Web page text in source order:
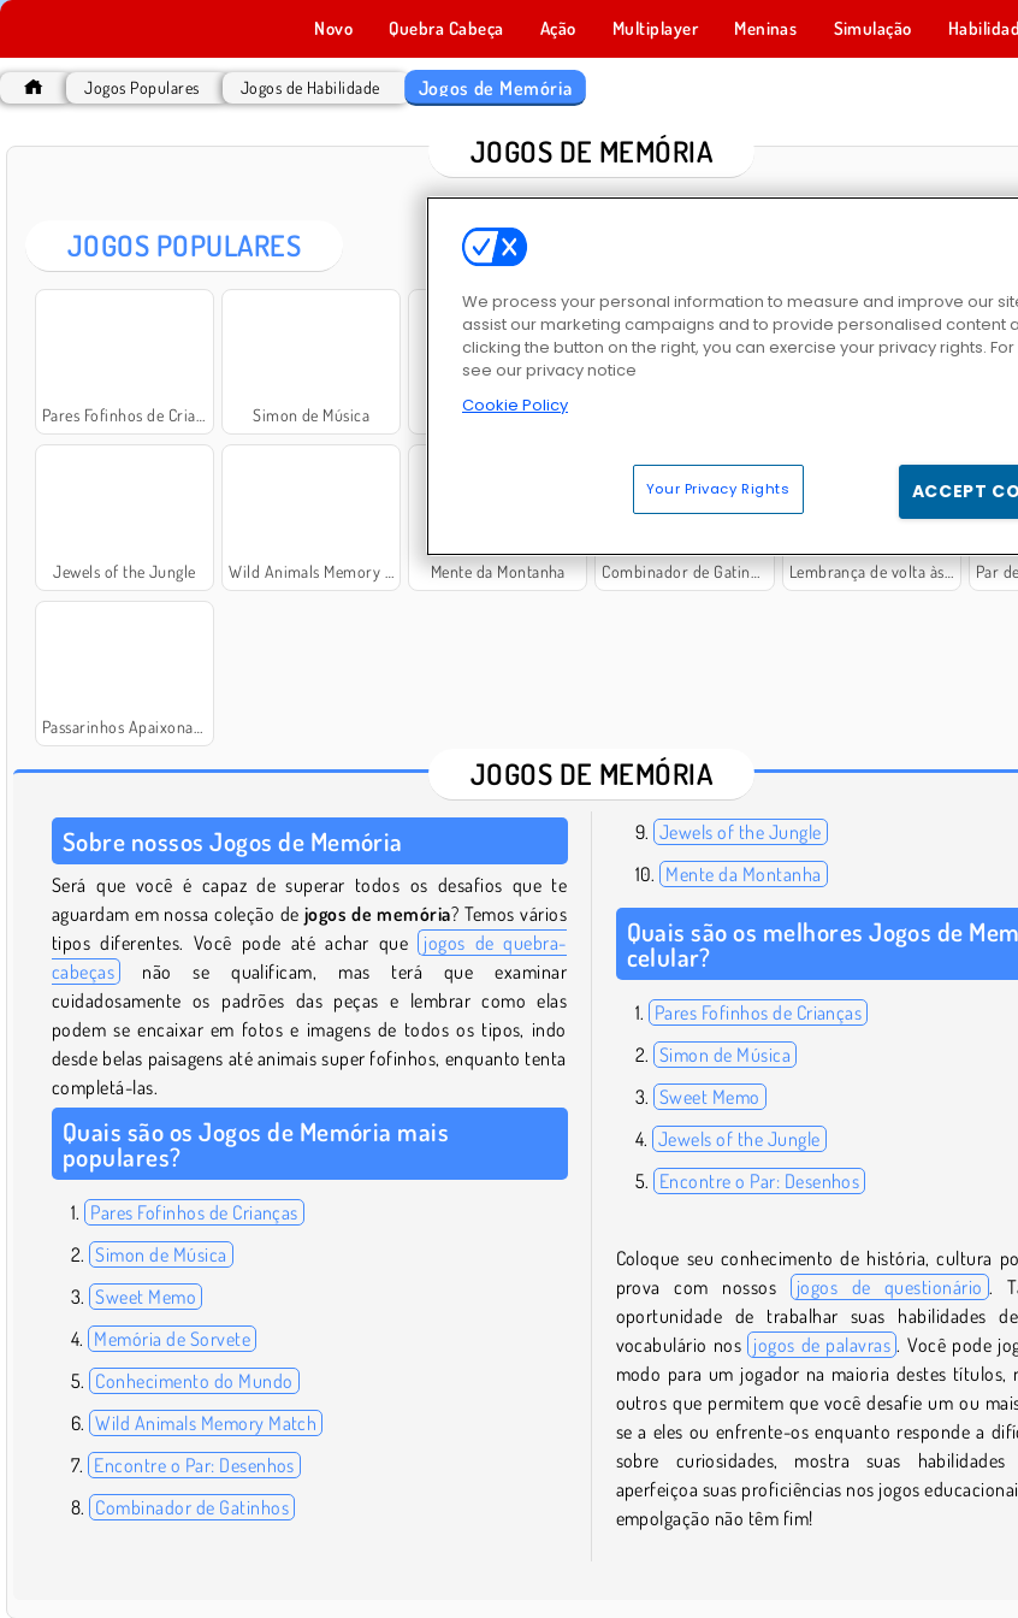
Novo Quebra Cabeça Ação Multiplayer Meninas Simulação
Jogos Populares Jogos de Habilidade Jogos de Memória
JOGOS DE MEMÓRIA
JOGOS POPULARES
Pares Fofinhos de Crianças Simon de Música Sweet Memo
Jewels of the Jungle Wild Animals Memory Match Mente da Montanha Combinador de Gatinhos Lembrança de volta às aulas Par
Passarinhos Apaixonados
JOGOS DE MEMÓRIA
Sobre nossos Jogos de Memória
Será que você é capaz de superar todos os desafios que te
aguardam em nossa coleção de jogos de memória? Temos vários
tipos diferentes. Você pode até achar que jogos de quebra-
cabeças
não se qualificam, mas terá que examinar
cuidadosamente os padrões das peças e lembrar como elas
podem se encaixar em fotos e imagens de todos os tipos, indo
desde belas paisagens até animais super fofinhos, enquanto tenta
completá-las.
Quais são os Jogos de Memória mais
populares?
Pares Fofinhos de Crianças
Simon de Música
Sweet Memo
Memória de Sorvete
Conhecimento do Mundo
Wild Animals Memory Match
Encontre o Par: Desenhos
Combinador de Gatinhos
Jewels of the Jungle
Mente da Montanha
Quais são os melhores Jogos de
celular?
Pares Fofinhos de Crianças
Simon de Música
Sweet Memo
Jewels of the Jungle
Encontre o Par: Desenhos
Coloque seu conhecimento de história, cultura
prova com nossos
jogos de questionário .
oportunidade de trabalhar suas habilidades
vocabulário nos jogos de palavras . Você pode
modo para um jogador na maioria destes títulos,
outros que permitem que você desafie um ou
se a eles ou enfrente-os enquanto responde a
sobre curiosidades, mostra suas
aperfeiçoa suas proficiências nos jogos
empolgação não têm fim!
We process your personal information to measure and improve our
assist our marketing campaigns and to provide personalised content
clicking the button on the right, you can exercise your privacy rights.
see our privacy notice
Cookie Policy
Your Privacy Rights ACCEPT